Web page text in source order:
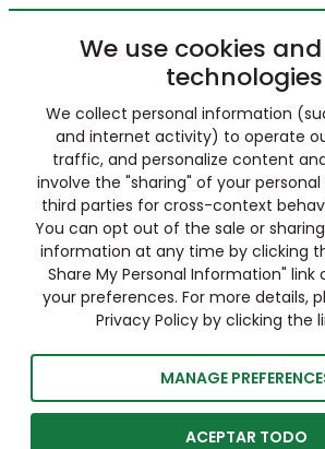
We use cookies
technologies
We collect personal information
and internet activity) to operate
traffic, and personalize content
involve the "sharing" of your
third parties for cross-context
You can opt out of the sale or
information at any time by clicking
Share My Personal Information" link
your preferences. For more details,
Privacy Policy by clicking the
MANAGE
ACEPTAR TODO